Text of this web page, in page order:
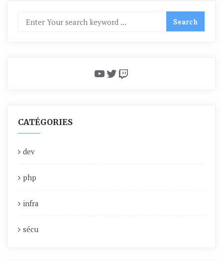
YouTube
Twitter
Twitch
CATÉGORIES
dev
php
infra
sécu